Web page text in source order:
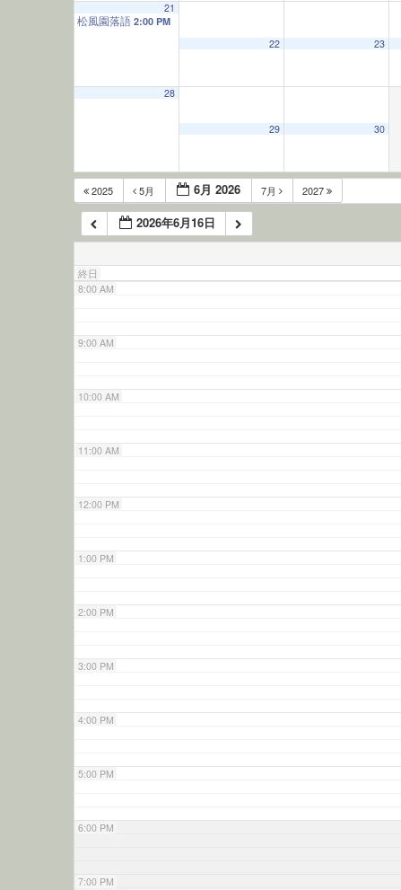
21
松風園落語 2:00 PM
22
23
28
29 30
2025 5月 6月 2026 7月 2027
2026年6月16日
終日
3:00 AM
6:00 AM
7:00 AM
8:00 AM
9:00 AM
10:00 AM
11:00 AM
12:00 PM
1:00 PM
2:00 PM
3:00 PM
4:00 PM
5:00 PM
6:00 PM
7:00 PM